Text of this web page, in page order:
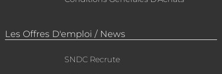
Les Offres D'emploi / News
SNDC Recrute